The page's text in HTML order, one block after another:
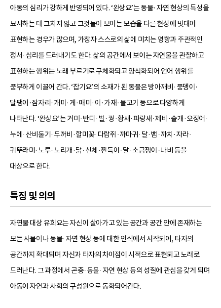
아동의 심리가 강하게 반영되어 있다. ‘완상요’는 동물·자연 현상의 특성을
묘사하는 데 그치지 않고 그것들이 보이는 모습을 다른 현상에 빗대어
표현하는 경우가 많으며, 가창자 스스로의 삶에 미치는 영향과 주관적인
정서·심리를 드러내기도 한다. 삶의 공간에서 보이는 자연물을 관찰하고
표현하는 행위는 노래 부르기로 구체화되고 양식화되어 언어 행위를
풍부하게 이끌어 간다. ‘잡기요’의 소재가 된 동물은 방아깨비·풍뎅이·
달팽이·잠자리·개미·게·매미·이·가재·물고기 등으로 다양하게
나타난다. ‘완상요’는 거미·반디·벌·꿩·황새·파랑새·제비·솔개·오징어·
누에·산비둘기·두꺼비·할미꽃·다람쥐·까마귀·달·뱀·까치·자라·
귀뚜라미·노루·노리개·닭·신체·찐득이·달·소금쟁이·나비 등을
대상으로 한다.
특징 및 의의
자연물 대상 유희요는 자신이 살아가고 있는 공간과 공간 안에 존재하는
모든 사물이나 동물·자연 현상 등에 대한 인식에서 시작되어, 타자의
공간까지 확대되며 자신과 타자의 차이점이 시적으로 표현되고 노래로
드러난다. 그 과정에서 곤충·동물·자연 현상 등의 성질에 관심을 갖게 되며
아동이 자연과 사회의 구성원으로 동화되어간다.